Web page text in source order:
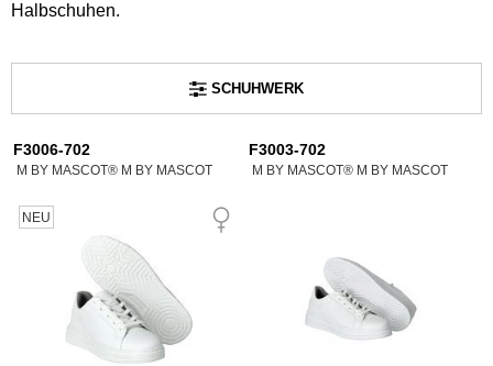
Halbschuhen.
SCHUHWERK
F3006-702
M BY MASCOT® M BY MASCOT
NEU
F3003-702
M BY MASCOT® M BY MASCOT